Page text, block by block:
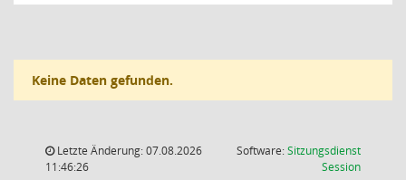
Keine Daten gefunden.
Letzte Änderung: 07.08.2026
11:46:26
Software:Sitzungsdienst
Session(Wird in